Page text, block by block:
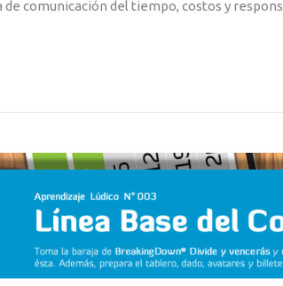
comunicación del tiempo, costos y